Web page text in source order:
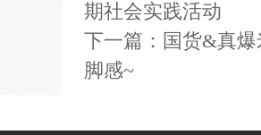
期社会实践活动
下一篇： 国货&真
脚感~